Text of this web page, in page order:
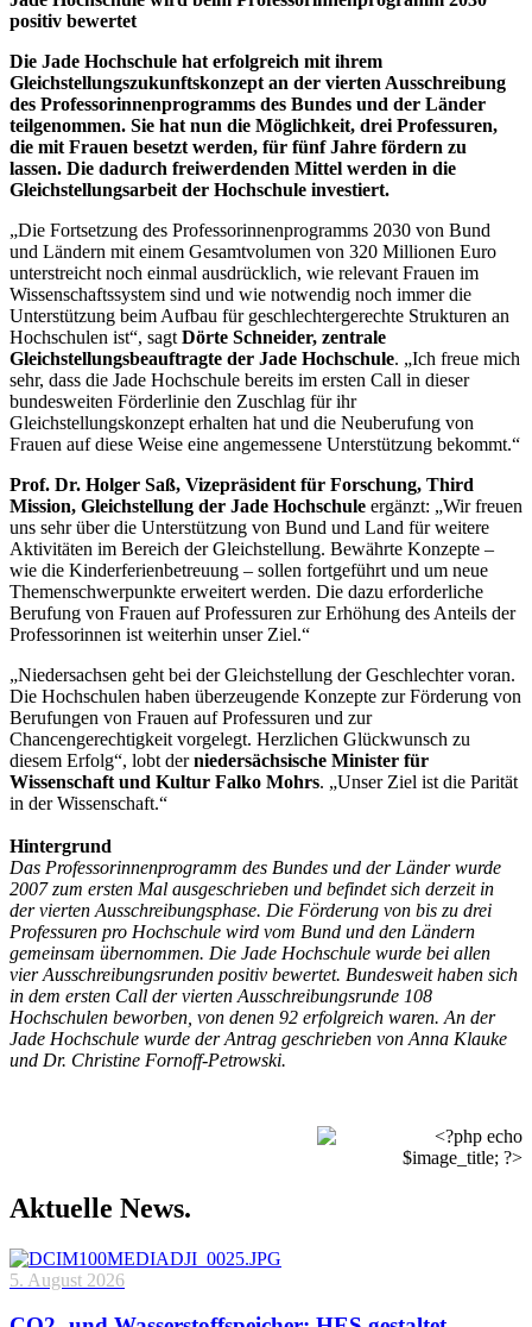
positiv bewertet
Die Jade Hochschule hat erfolgreich mit ihrem
Gleichstellungszukunftskonzept an der vierten Ausschreibung
des Professorinnenprogramms des Bundes und der Länder
teilgenommen. Sie hat nun die Möglichkeit, drei Professuren,
die mit Frauen besetzt werden, für fünf Jahre fördern zu
lassen. Die dadurch freiwerdenden Mittel werden in die
Gleichstellungsarbeit der Hochschule investiert.
„Die Fortsetzung des Professorinnenprogramms 2030 von Bund
und Ländern mit einem Gesamtvolumen von 320 Millionen Euro
unterstreicht noch einmal ausdrücklich, wie relevant Frauen im
Wissenschaftssystem sind und wie notwendig noch immer die
Unterstützung beim Aufbau für geschlechtergerechte Strukturen an
Hochschulen ist“, sagt Dörte Schneider, zentrale
Gleichstellungsbeauftragte der Jade Hochschule. „Ich freue mich
sehr, dass die Jade Hochschule bereits im ersten Call in dieser
bundesweiten Förderlinie den Zuschlag für ihr
Gleichstellungskonzept erhalten hat und die Neuberufung von
Frauen auf diese Weise eine angemessene Unterstützung bekommt.“
Prof. Dr. Holger Saß, Vizepräsident für Forschung, Third
Mission, Gleichstellung der Jade Hochschule ergänzt: „Wir freuen
uns sehr über die Unterstützung von Bund und Land für weitere
Aktivitäten im Bereich der Gleichstellung. Bewährte Konzepte –
wie die Kinderferienbetreuung – sollen fortgeführt und um neue
Themenschwerpunkte erweitert werden. Die dazu erforderliche
Berufung von Frauen auf Professuren zur Erhöhung des Anteils der
Professorinnen ist weiterhin unser Ziel.“
„Niedersachsen geht bei der Gleichstellung der Geschlechter voran.
Die Hochschulen haben überzeugende Konzepte zur Förderung von
Berufungen von Frauen auf Professuren und zur
Chancengerechtigkeit vorgelegt. Herzlichen Glückwunsch zu
diesem Erfolg“, lobt derniedersächsische Minister für
Wissenschaft und Kultur Falko Mohrs. „Unser Ziel ist die Parität
in der Wissenschaft.“
Hintergrund
Das Professorinnenprogramm des Bundes und der Länder wurde
2007 zum ersten Mal ausgeschrieben und befindet sich derzeit in
der vierten Ausschreibungsphase. Die Förderung von bis zu drei
Professuren pro Hochschule wird vom Bund und den Ländern
gemeinsam übernommen. Die Jade Hochschule wurde bei allen
vier Ausschreibungsrunden positiv bewertet. Bundesweit haben sich
in dem ersten Call der vierten Ausschreibungsrunde 108
Hochschulen beworben, von denen 92 erfolgreich waren. An der
Jade Hochschule wurde der Antrag geschrieben von Anna Klauke
und Dr. Christine Fornoff-Petrowski.
Aktuelle News.
5. August 2026